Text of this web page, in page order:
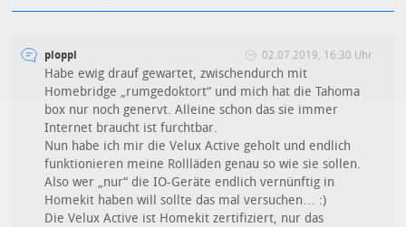
ploppi 02.07.2019, 16:30 Uhr
Habe ewig drauf gewartet, zwischendurch mit
Homebridge „rumgedoktort“ und mich hat die Tahoma
box nur noch genervt. Alleine schon das sie immer
Internet braucht ist furchtbar.
Nun habe ich mir die Velux Active geholt und endlich
funktionieren meine Rollläden genau so wie sie sollen.
Also wer „nur“ die IO-Geräte endlich vernünftig in
Homekit haben will sollte das mal versuchen… :)
Die Velux Active ist Homekit zertifiziert, nur das